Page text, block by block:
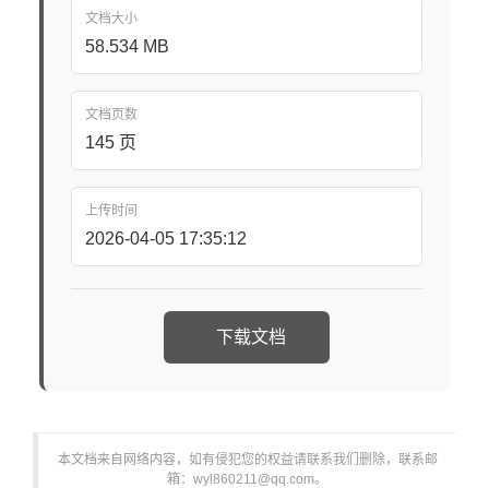
文档大小
58.534 MB
文档页数
145 页
上传时间
2026-04-05 17:35:12
下载文档
本文档来自网络内容，如有侵犯您的权益请联系我们删除，联系邮
箱：wyl860211@qq.com。